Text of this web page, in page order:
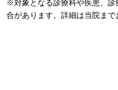
※対象となる診療科や疾患、診
合があります。詳細は当院まで